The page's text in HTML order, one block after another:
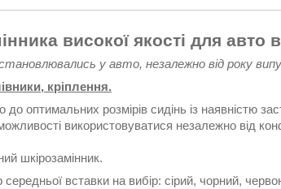
високої якості для авто в
у авто, незалежно від року
кріплення.
до оптимальних розмірів сидінь із наявністю
використовуватися незалежно від
шкірозамінник.
вставки на вибір: сірий, чорний,